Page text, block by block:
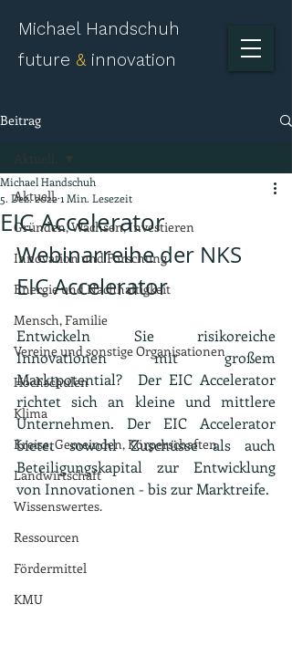
Michael Handschuh
future & innovation
Beitrag
Aktuell.
Gründen, Wachsen, Investieren
Innovation und Forschung
Energie und Nachhaltigkeit
Mensch, Familie
Vereine und sonstige Organisationen
Hochschulen
Klima
Kreise, Gemeinden, Körperschaften
Landwirtschaft
Wissenswertes.
Ressourcen
Fördermittel
KMU
Aktuell.
EIC Accelerator
Michael Handschuh
5. Dez. 20221 Min. Lesezeit
Webinarreihe der NKS
EIC Accelerator
Entwickeln Sie risikoreiche
Innovationen mit großem
Marktpotential?  Der EIC Accelerator
richtet sich an kleine und mittlere
Unternehmen. Der EIC Accelerator
bietet sowohl Zuschüsse als auch
Beteiligungskapital zur Entwicklung
von Innovationen - bis zur Marktreife.